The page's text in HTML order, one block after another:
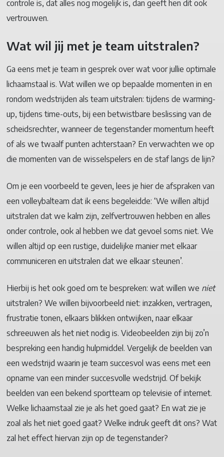
controle is, dat alles nog mogelijk is, dan geeft hen dit ook
vertrouwen.
Wat wil jij met je team uitstralen?
Ga eens met je team in gesprek over wat voor jullie optimale
lichaamstaal is. Wat willen we op bepaalde momenten in en
rondom wedstrijden als team uitstralen: tijdens de warming-
up, tijdens time-outs, bij een betwistbare beslissing van de
scheidsrechter, wanneer de tegenstander momentum heeft
of als we twaalf punten achterstaan? En verwachten we op
die momenten van de wisselspelers en de staf langs de lijn?
Om je een voorbeeld te geven, lees je hier de afspraken van
een volleybalteam dat ik eens begeleidde: ‘We willen altijd
uitstralen dat we kalm zijn, zelfvertrouwen hebben en alles
onder controle, ook al hebben we dat gevoel soms niet. We
willen altijd op een rustige, duidelijke manier met elkaar
communiceren en uitstralen dat we elkaar steunen’.
Hierbij is het ook goed om te bespreken: wat willen we niet
uitstralen? We willen bijvoorbeeld niet: inzakken, vertragen,
frustratie tonen, elkaars blikken ontwijken, naar elkaar
schreeuwen als het niet nodig is. Videobeelden zijn bij zo’n
bespreking een handig hulpmiddel. Vergelijk de beelden van
een wedstrijd waarin je team succesvol was eens met een
opname van een minder succesvolle wedstrijd. Of bekijk
beelden van een bekend sportteam op televisie of internet.
Welke lichaamstaal zie je als het goed gaat? En wat zie je
zoal als het niet goed gaat? Welke indruk geeft dit ons? Wat
zal het effect hiervan zijn op de tegenstander?